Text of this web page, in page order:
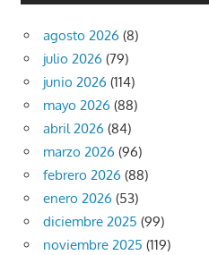
agosto 2026 (8)
julio 2026 (79)
junio 2026 (114)
mayo 2026 (88)
abril 2026 (84)
marzo 2026 (96)
febrero 2026 (88)
enero 2026 (53)
diciembre 2025 (99)
noviembre 2025 (119)